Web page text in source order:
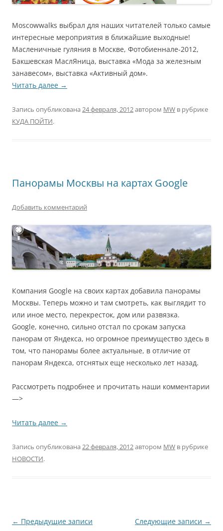
Moscowwalks выбрал для наших читателей только самые
интересные мероприятия в ближайшие выходные!
Масленичные гуляния в Москве, Фотобиеннале-2012,
Бакшевская МаслЯница, выставка «Мода за железным
занавесом», выставка «Активный дом».
Читать далее →
Запись опубликована 24 февраля, 2012автором MW в рубрике
КУДА ПОЙТИ.
Панорамы Москвы на картах Google
Добавить комментарий
Компания Google на своих картах добавила панорамы
Москвы. Теперь можно и там смотреть, как выглядит то
или иное место, перекресток, дом или развязка.
Google, конечно, сильно отстал по срокам запуска
панорам от Яндекса, но огромное преимущество здесь в
том, что панорамы более актуальные, в отличие от
панорам Яндекса, отснятых еще несколько лет назад.
Рассмотреть подробнее и прочитать наши комментарии
—>
Читать далее →
Запись опубликована 22 февраля, 2012автором MW в рубрике
НОВОСТИ.
Навигация
← Предыдущие записи Следующие записи →